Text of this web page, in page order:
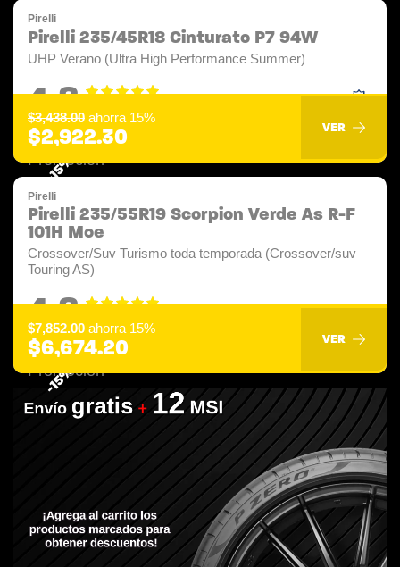
Pirelli
Pirelli 235/45R18 Cinturato P7 94W
UHP Verano (Ultra High Performance Summer)
4.8
-15%
$3,438.00 ahorra 15%
$2,922.30 VER
Pirelli
Pirelli 235/55R19 Scorpion Verde As R-F
101H Moe
Crossover/Suv Turismo toda temporada (Crossover/suv
Touring AS)
4.8
-15%
$7,852.00 ahorra 15%
$6,674.20 VER